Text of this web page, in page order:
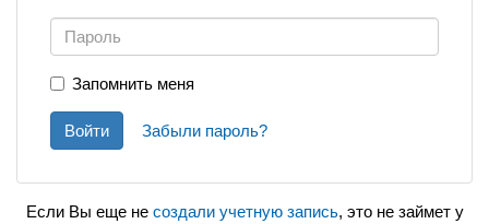
Запомнить меня
Войти Забыли пароль?
Если Вы еще не создали учетную запись, это не займет у